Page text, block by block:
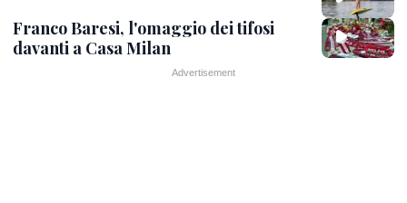
Franco Baresi, l'omaggio dei tifosi
davanti a Casa Milan